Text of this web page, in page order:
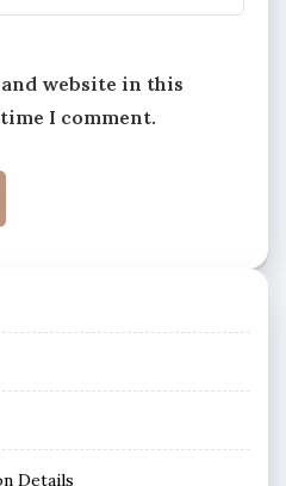
and website in this
I comment.
Details